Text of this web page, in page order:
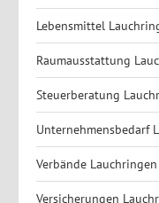
Lebensmittel
Raumausstattung
Steuerberatung
Unternehmensbedarf
Verbände Lauchringen
Versicherungen